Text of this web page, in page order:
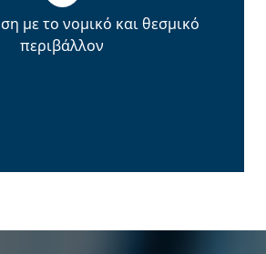
µε το νοµικό και θεσµικό
περιβάλλον